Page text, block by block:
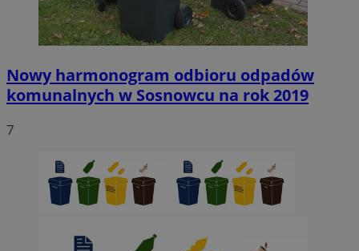
Nowy harmonogram odbioru odpadów
komunalnych w Sosnowcu na rok 2019
7